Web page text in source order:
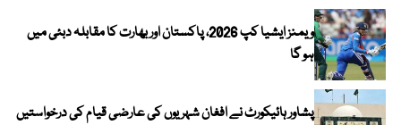
ویمنز ایشیا کپ 2026، پاکستان اور بھارت کا مقابلہ دبئی میں
ہو گا
پشاور ہائیکورٹ نے افغان شہریوں کی عارضی قیام کی درخواستیں